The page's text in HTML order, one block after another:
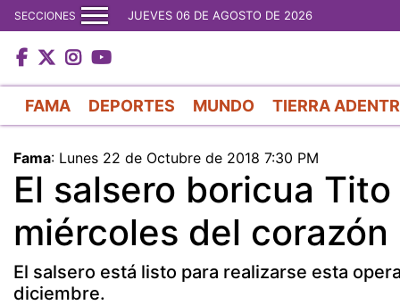
SECCIONES JUEVES 06 DE AGOSTO DE 2026
FAMA DEPORTES MUNDO TIERRA
Fama: Lunes 22 de Octubre de 2018 7:30 PM
El salsero boricua
miércoles del corazón
El salsero está listo para realizarse esta
diciembre.